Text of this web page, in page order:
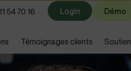
54 70 16 Login Démo
for Témoignages clients Soutien